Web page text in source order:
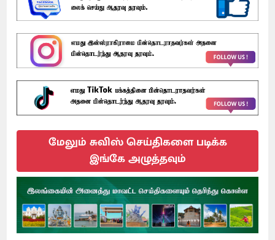
மேலும் சுவிஸ் செய்திகளை படிக்க
இங்கே அழுத்தவும்